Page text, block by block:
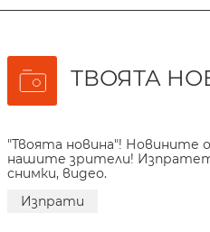
ТВОЯТА
"Твоята новина"! Новините
нашите зрители!
снимки, видео.
Изпрати